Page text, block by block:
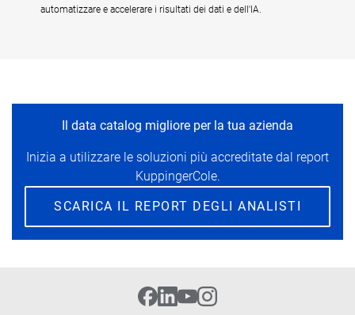
automatizzare e accelerare i risultati dei dati e dell'IA.
Il data catalog migliore per la tua azienda
Inizia a utilizzare le soluzioni più accreditate dal report
KuppingerCole.
SCARICA IL REPORT DEGLI ANALISTI